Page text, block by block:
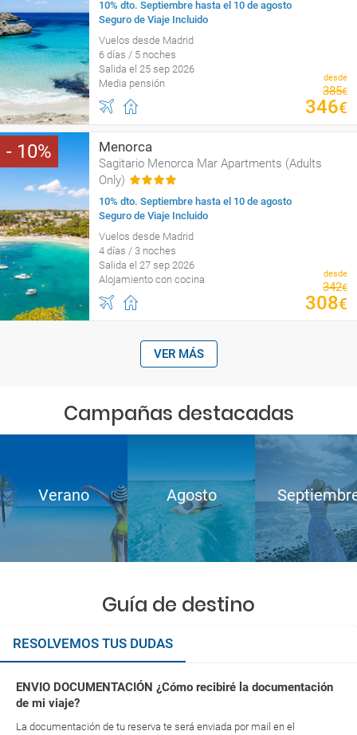
10% dto. Septiembre hasta el 10 de agosto
Seguro de Viaje Incluido
Vuelos desde Madrid
6 días / 5 noches
Salida el 25 sep 2026
Media pensión
desde
385€
346€
10 Menorca
Sagitario Menorca Mar Apartments (Adults
Only)
10% dto. Septiembre hasta el 10 de agosto
Seguro de Viaje Incluido
Vuelos desde Madrid
4 días / 3 noches
Salida el 27 sep 2026
Alojamiento con cocina
desde
342€
308€
VER MÁS
Campañas destacadas
Verano Agosto
Guía de destino
RESOLVEMOS TUS DUDAS
ENVIO DOCUMENTACIÓN ¿Cómo recibiré la documentación
de mi viaje?
La documentación de tu reserva te será enviada por mail en el